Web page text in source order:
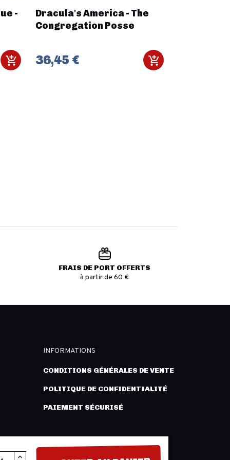
-
Dracula's America - The
Congregation Posse
36,45 €
FRAIS DE PORT OFFERTS
à partir de 60 €
INFORMATIONS
CONDITIONS GÉNÉRALES DE VENTE
POLITIQUE DE CONFIDENTIALITÉ
PAIEMENT SÉCURISÉ